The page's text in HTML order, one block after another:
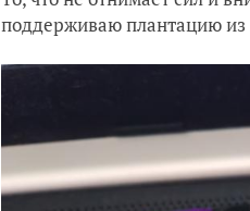
поддерживаю плантацию из